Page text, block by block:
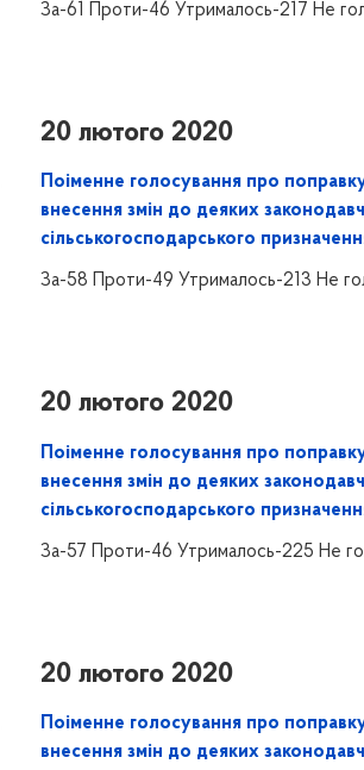
За-61 Проти-46 Утрималось-217 Не
20 лютого 2020
Поіменне голосування про
внесення змін до деяких
сільськогосподарського
За-58 Проти-49 Утрималось-213 Не
20 лютого 2020
Поіменне голосування про
внесення змін до деяких
сільськогосподарського
За-57 Проти-46 Утрималось-225 Не
20 лютого 2020
Поіменне голосування про
внесення змін до деяких